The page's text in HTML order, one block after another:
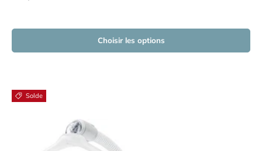
Choisir les options
Solde